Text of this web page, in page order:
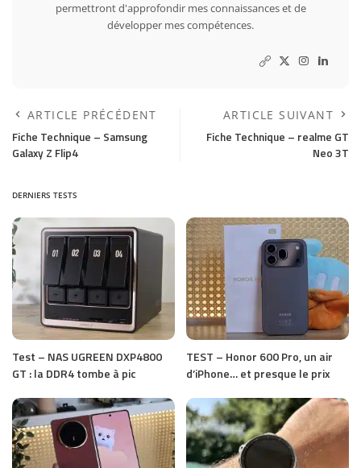
permettront d'approfondir mes connaissances et de
développer mes compétences.
ARTICLE PRÉCÉDENT
Fiche Technique – Samsung
Galaxy Z Flip4
ARTICLE SUIVANT
Fiche Technique – realme GT
Neo 3T
DERNIERS TESTS
Test – NAS UGREEN DXP4800
GT : la DDR4 tombe à pic
TEST – Honor 600 Pro, un air
d’iPhone… et presque le prix